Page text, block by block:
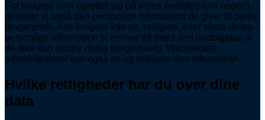
For brugere som opretter sig på vores websted (om nogen),
gemmer vi også den personlige information de giver til deres
brugerprofil. Alle brugere kan se, redigere, eller slette deres
personlige information til enhver tid (med den undtagelse at
de ikke kan ændre deres brugernavn). Webstedets
administratorer kan også se og redigere den information.
Hvilke rettigheder har du over dine
data